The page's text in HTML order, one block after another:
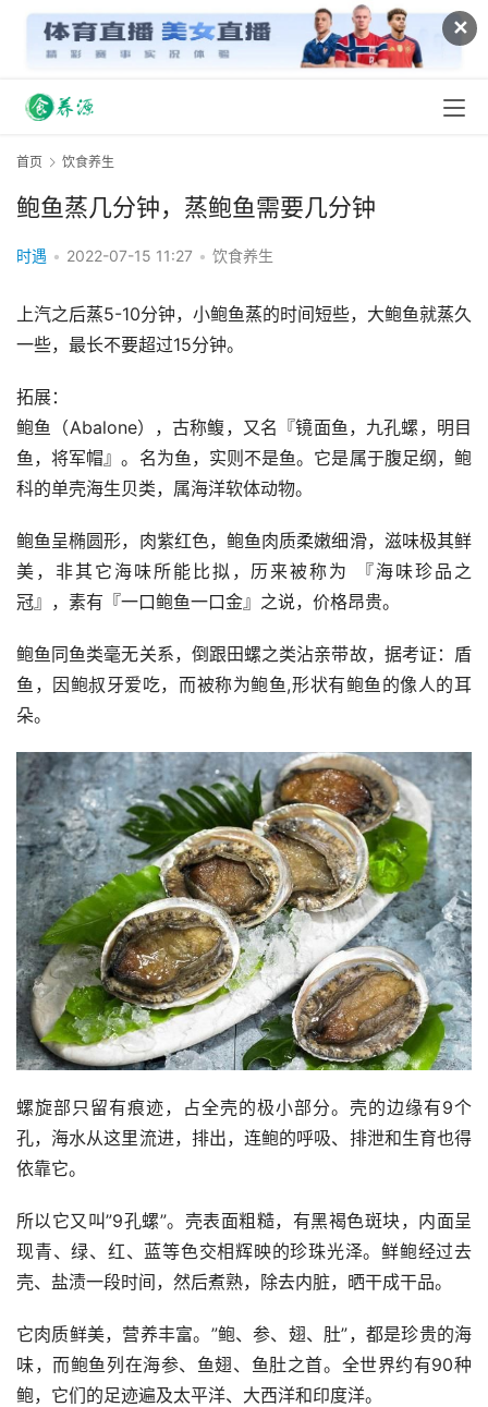
✕
首页 饮食养生
鲍鱼蒸几分钟，蒸鲍鱼需要几分钟
时遇 • 2022-07-15 11:27 • 饮食养生
上汽之后蒸5-10分钟，小鲍鱼蒸的时间短些，大鲍鱼就蒸久
一些，最长不要超过15分钟。
拓展：
鲍鱼（Abalone），古称鳆，又名『镜面鱼，九孔螺，明目
鱼，将军帽』。名为鱼，实则不是鱼。它是属于腹足纲，鲍
科的单壳海生贝类，属海洋软体动物。
鲍鱼呈椭圆形，肉紫红色，鲍鱼肉质柔嫩细滑，滋味极其鲜
美，非其它海味所能比拟，历来被称为 『海味珍品之
冠』，素有『一口鲍鱼一口金』之说，价格昂贵。
鲍鱼同鱼类毫无关系，倒跟田螺之类沾亲带故，据考证：盾
鱼，因鲍叔牙爱吃，而被称为鲍鱼,形状有鲍鱼的像人的耳
朵。
螺旋部只留有痕迹，占全壳的极小部分。壳的边缘有9个
孔，海水从这里流进，排出，连鲍的呼吸、排泄和生育也得
依靠它。
所以它又叫”9孔螺”。壳表面粗糙，有黑褐色斑块，内面呈
现青、绿、红、蓝等色交相辉映的珍珠光泽。鲜鲍经过去
壳、盐渍一段时间，然后煮熟，除去内脏，晒干成干品。
它肉质鲜美，营养丰富。”鲍、参、翅、肚”，都是珍贵的海
味，而鲍鱼列在海参、鱼翅、鱼肚之首。全世界约有90种
鲍，它们的足迹遍及太平洋、大西洋和印度洋。